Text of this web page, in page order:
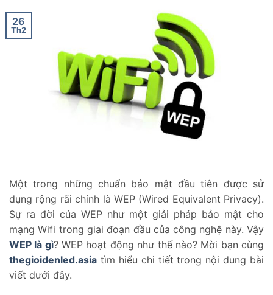
26
Th2
Một trong những chuẩn bảo mật đầu tiên được sử
dụng rộng rãi chính là WEP (Wired Equivalent Privacy).
Sự ra đời của WEP như một giải pháp bảo mật cho
mạng Wifi trong giai đoạn đầu của công nghệ này. Vậy
WEP là gì? WEP hoạt động như thế nào? Mời bạn cùng
thegioidenled.asia tìm hiểu chi tiết trong nội dung bài
viết dưới đây.